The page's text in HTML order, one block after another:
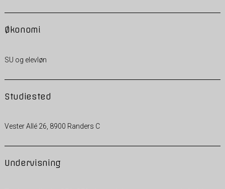
Økonomi
SU og elevløn
Studiested
Vester Allé 26, 8900 Randers C
Undervisning